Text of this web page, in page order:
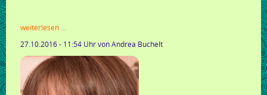
weiterlesen …
und
it-
sicherheit
27.10.2016 - 11:54 Uhrvon Andrea Buchelt